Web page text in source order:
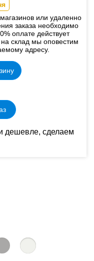
или удаленно
заказа необходимо
оплате действует
на склад мы оповестим
адресу.
дешевле, сделаем